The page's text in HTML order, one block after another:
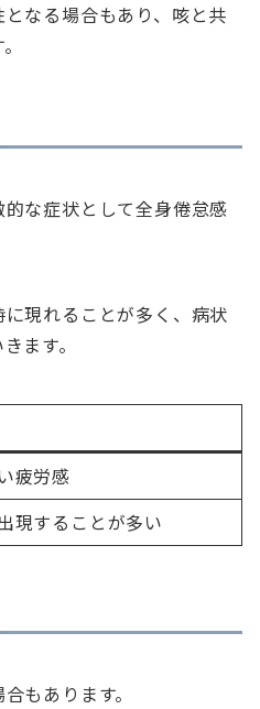
なる場合もあり、咳と共
な症状として全身倦怠感
現れることが多く、病状
ます。
疲労感
現することが多い
もあります。